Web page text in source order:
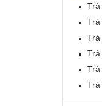
Trà
Trà
Trà
Trà
Trà